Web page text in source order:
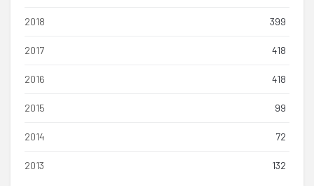
2018 399
2017 418
2016 418
2015 99
2014 72
2013 132